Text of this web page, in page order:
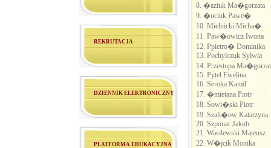
REKRUTACJA
DZIENNIK ELEKTRONICZNY
PLATFORMA EDUKACYJNA
8. �aziuk Ma�gorzata
9. �uciuk Pawe�
10. Mielnicki Micha�
11. Paw�owicz Iwona
12. Ppietro� Dominika
13. Pochylczuk Sylwia
14. Przestupa
15. Pytel Ewelina
16. Seroka Kamil
17. �mietana Piotr
18. Sowi�ski Piotr
19. Szali�ow Katarzyna
20. Szponar Jakub
21. Wasilewski Mateusz
22. W�jcik Monika